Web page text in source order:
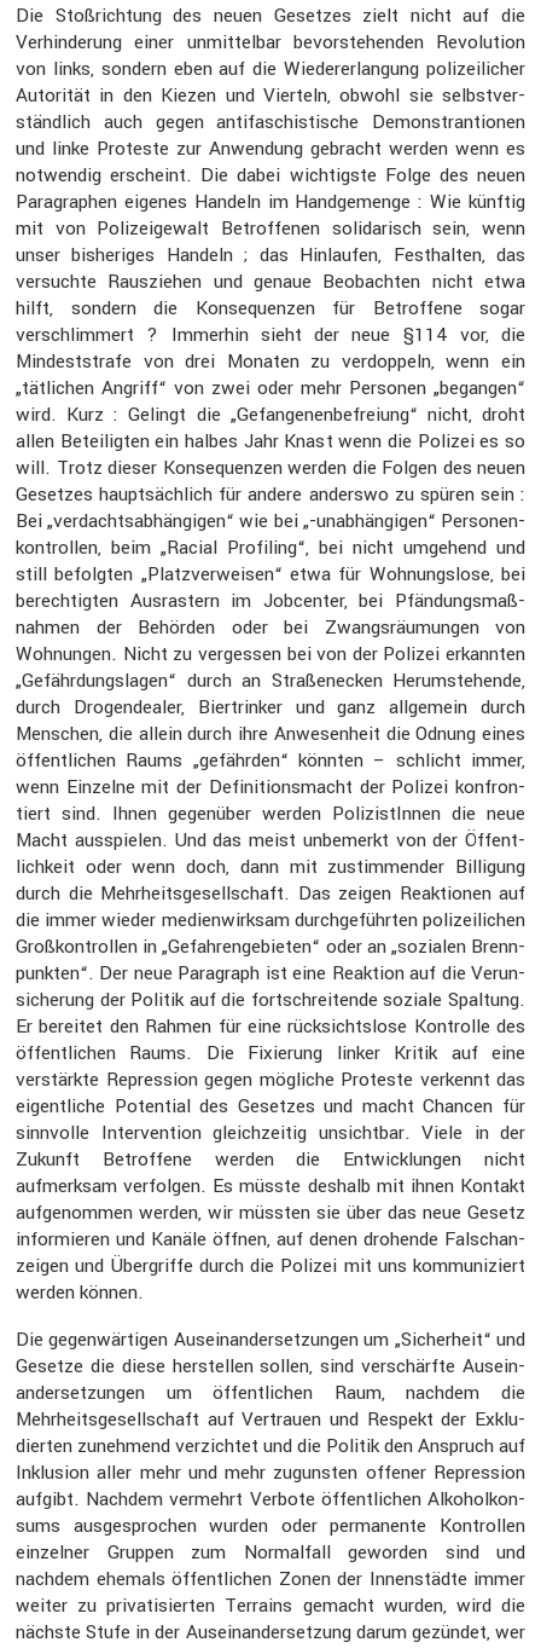
Die Stoßrich­tung des neuen Gesetzes zielt nicht auf die
Verhin­de­rung einer unmit­telbar bevor­ste­henden Revolu­tion
von links, sondern eben auf die Wieder­erlan­gung polizei­li­cher
Autorität in den Kiezen und Vierteln, obwohl sie selbst­ver­
ständ­lich auch gegen antifa­schis­ti­sche Demons­tran­tionen
und linke Proteste zur Anwen­dung gebracht werden wenn es
notwendig erscheint. Die dabei wichtigste Folge des neuen
Paragra­phen eigenes Handeln im Handge­menge : Wie künftig
mit von Polizei­ge­walt Betrof­fenen solida­risch sein, wenn
unser bishe­riges Handeln ; das Hinlaufen, Festhalten, das
versuchte Rausziehen und genaue Beobachten nicht etwa
hilft, sondern die Konse­quenzen für Betrof­fene sogar
verschlim­mert ? Immerhin sieht der neue §114 vor, die
Mindest­strafe von drei Monaten zu verdop­peln, wenn ein
„tätli­chen Angriff“ von zwei oder mehr Personen „begangen“
wird. Kurz : Gelingt die „Gefan­ge­nen­be­freiung“ nicht, droht
allen Betei­ligten ein halbes Jahr Knast wenn die Polizei es so
will. Trotz dieser Konse­quenzen werden die Folgen des neuen
Gesetzes haupt­säch­lich für andere anderswo zu spüren sein :
Bei „verdachts­ab­hän­gigen“ wie bei „-unabhän­gigen“ Perso­nen­
kon­trollen, beim „Racial Profiling“, bei nicht umgehend und
still befolgten „Platz­ver­weisen“ etwa für Wohnungs­lose, bei
berech­tigten Ausras­tern im Jobcenter, bei Pfändungs­maß­
nahmen der Behörden oder bei Zwangs­räu­mungen von
Wohnungen. Nicht zu vergessen bei von der Polizei erkannten
„Gefähr­dungs­lagen“ durch an Straßen­ecken Herum­ste­hende,
durch Drogen­dealer, Biertrinker und ganz allge­mein durch
Menschen, die allein durch ihre Anwesen­heit die Odnung eines
öffent­li­chen Raums „gefährden“ könnten – schlicht immer,
wenn Einzelne mit der Defini­ti­ons­macht der Polizei konfron­
tiert sind. Ihnen gegen­über werden Polizis­tInnen die neue
Macht ausspielen. Und das meist unbemerkt von der Öffent­
lich­keit oder wenn doch, dann mit zustim­mender Billi­gung
durch die Mehrheits­ge­sell­schaft. Das zeigen Reaktionen auf
die immer wieder medien­wirksam durch­ge­führten polizei­li­chen
Großkon­trollen in „Gefah­ren­ge­bieten“ oder an „sozialen Brenn­
punkten“. Der neue Paragraph ist eine Reaktion auf die Verun­
si­che­rung der Politik auf die fortschrei­tende soziale Spaltung.
Er bereitet den Rahmen für eine rücksichts­lose Kontrolle des
öffent­li­chen Raums. Die Fixie­rung linker Kritik auf eine
verstärkte Repres­sion gegen mögliche Proteste verkennt das
eigent­liche Poten­tial des Gesetzes und macht Chancen für
sinnvolle Inter­ven­tion gleich­zeitig unsichtbar. Viele in der
Zukunft Betrof­fene werden die Entwick­lungen nicht
aufmerksam verfolgen. Es müsste deshalb mit ihnen Kontakt
aufge­nommen werden, wir müssten sie über das neue Gesetz
infor­mieren und Kanäle öffnen, auf denen drohende Falsch­an­
zeigen und Übergriffe durch die Polizei mit uns kommu­ni­ziert
werden können.
Die gegen­wär­tigen Ausein­an­der­set­zungen um „Sicher­heit“ und
Gesetze die diese herstellen sollen, sind verschärfte Ausein­
an­der­set­zungen um öffent­li­chen Raum, nachdem die
Mehrheits­ge­sell­schaft auf Vertrauen und Respekt der Exklu­
dierten zuneh­mend verzichtet und die Politik den Anspruch auf
Inklu­sion aller mehr und mehr zugunsten offener Repres­sion
aufgibt. Nachdem vermehrt Verbote öffent­li­chen Alkohol­kon­
sums ausge­spro­chen wurden oder perma­nente Kontrollen
einzelner Gruppen zum Normal­fall geworden sind und
nachdem ehemals öffent­li­chen Zonen der Innen­städte immer
weiter zu priva­ti­sierten Terrains gemacht wurden, wird die
nächste Stufe in der Ausein­an­der­set­zung darum gezündet, wer